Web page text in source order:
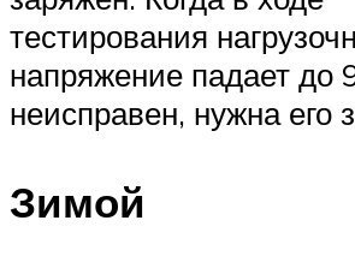
тестирования
напряжение падает до
неисправен, нужна его
Зимой